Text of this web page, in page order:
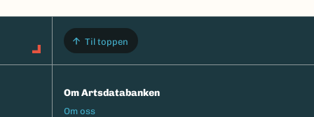
Til toppen
Om Artsdatabanken
Footermeny
Om oss